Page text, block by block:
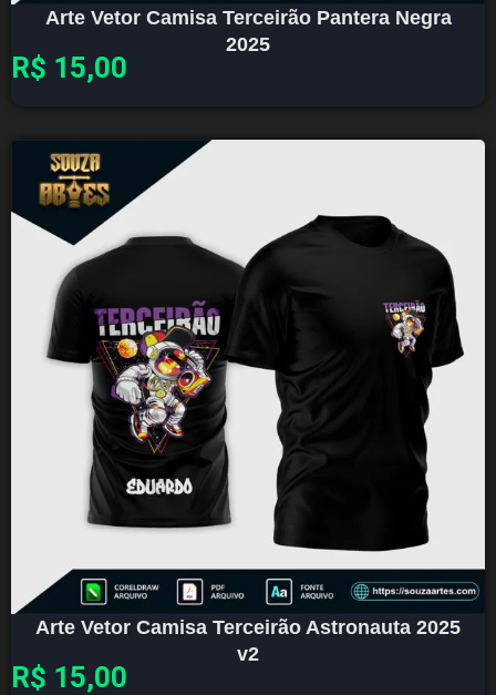
Arte Vetor Camisa Terceirão Pantera Negra
2025
R$ 15,00
Arte Vetor Camisa Terceirão Astronauta 2025
v2
R$ 15,00